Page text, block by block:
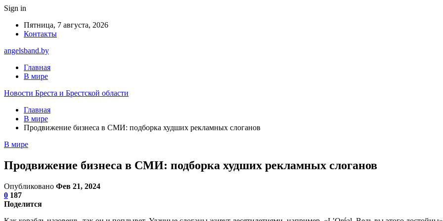
Sign in
Пятница, 7 августа, 2026
Контакты
angelsband.by
Главная
В мире
Новости Бреста и Брестской области
Главная
В мире
Продвижение бизнеса в СМИ: подборка худших рекламных слоганов
В мире
Продвижение бизнеса в СМИ: подборка худших рекламных слоганов
Опубликовано Фев 21, 2024
0 187
Поделится